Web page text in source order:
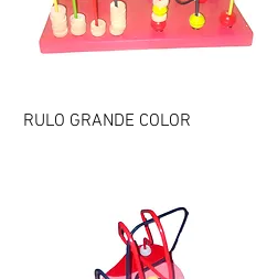
Vista rápida
RULO GRANDE COLOR